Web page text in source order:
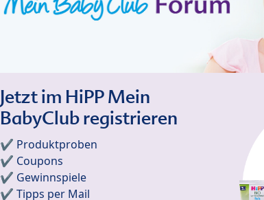
Jetzt im HiPP Mein
BabyClub registrieren
✔️ Produktproben
✔️ Coupons
✔️ Gewinnspiele
✔️ Tipps per Mail